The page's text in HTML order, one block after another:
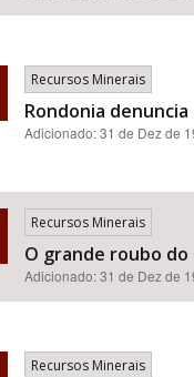
Recursos Minerais
Rondonia
Adicionado:31 de Dez de
Recursos Minerais
O grande roubo do
Adicionado:31 de Dez de
Recursos Minerais